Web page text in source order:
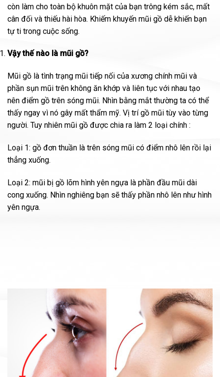
còn làm cho toàn bộ khuôn mặt của bạn trông kém sắc, mất
cân đối và thiếu hài hòa. Khiếm khuyến mũi gồ dễ khiến bạn
tự ti trong cuộc sống.
Vậy thế nào là mũi gồ?
Mũi gồ là tình trạng mũi tiếp nối của xương chính mũi và
phần sụn mũi trên không ăn khớp và liên tục với nhau tạo
nên điểm gồ trên sóng mũi. Nhìn bằng mắt thường ta có thể
thấy ngay vì nó gây mất thẩm mỹ. Vị trí gồ mũi tùy vào từng
người. Tuy nhiên mũi gồ được chia ra làm 2 loại chính :
Loại 1: gồ đơn thuần là trên sóng mũi có điểm nhô lên rồi lại
thẳng xuống.
Loại 2: mũi bị gồ lõm hình yên ngựa là phần đầu mũi dài
cong xuống. Nhìn nghiêng bạn sẽ thấy phần nhô lên như hình
yên ngựa.